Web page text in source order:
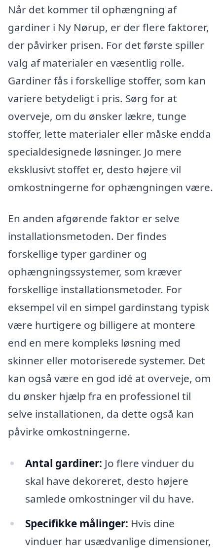
Når det kommer til ophængning af
gardiner i Ny Nørup, er der flere faktorer,
der påvirker prisen. For det første spiller
valg af materialer en væsentlig rolle.
Gardiner fås i forskellige stoffer, som kan
variere betydeligt i pris. Sørg for at
overveje, om du ønsker lækre, tunge
stoffer, lette materialer eller måske endda
specialdesignede løsninger. Jo mere
eksklusivt stoffet er, desto højere vil
omkostningerne for ophængningen være.
En anden afgørende faktor er selve
installationsmetoden. Der findes
forskellige typer gardiner og
ophængningssystemer, som kræver
forskellige installationsmetoder. For
eksempel vil en simpel gardinstang typisk
være hurtigere og billigere at montere
end en mere kompleks løsning med
skinner eller motoriserede systemer. Det
kan også være en god idé at overveje, om
du ønsker hjælp fra en professionel til
selve installationen, da dette også kan
påvirke omkostningerne.
Antal gardiner: Jo flere vinduer du
skal have dekoreret, desto højere
samlede omkostninger vil du have.
Specifikke målinger: Hvis dine
vinduer har usædvanlige dimensioner,